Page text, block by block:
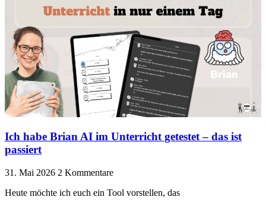
Ich habe Brian AI im Unterricht getestet – das ist
passiert
31. Mai 2026 2 Kommentare
Heute möchte ich euch ein Tool vorstellen, das